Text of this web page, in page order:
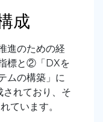
成
進のための経
標と②「DXを
ムの構築」に
れており、そ
ています。